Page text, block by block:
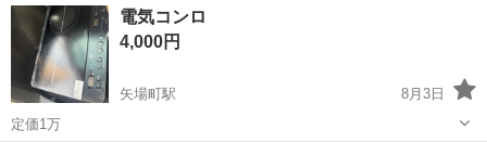
ダーがあると何かと便利かと思います。 サイズ約12cm×12cm 未使用
品です。電波を受信...
愛知 江南市 三柿野駅
電気コンロ
4,000円
矢場町駅
8月3日
定価1万